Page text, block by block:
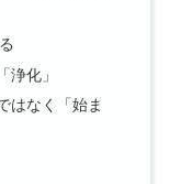
化」
はなく「始ま